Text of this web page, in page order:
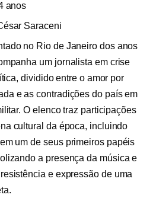
anos
Saraceni
no Rio de Janeiro dos anos
um jornalista em crise
dividido entre o amor por
e as contradições do país em
O elenco traz participações
cultural da época, incluindo
um de seus primeiros papéis
a presença da música e
e expressão de uma